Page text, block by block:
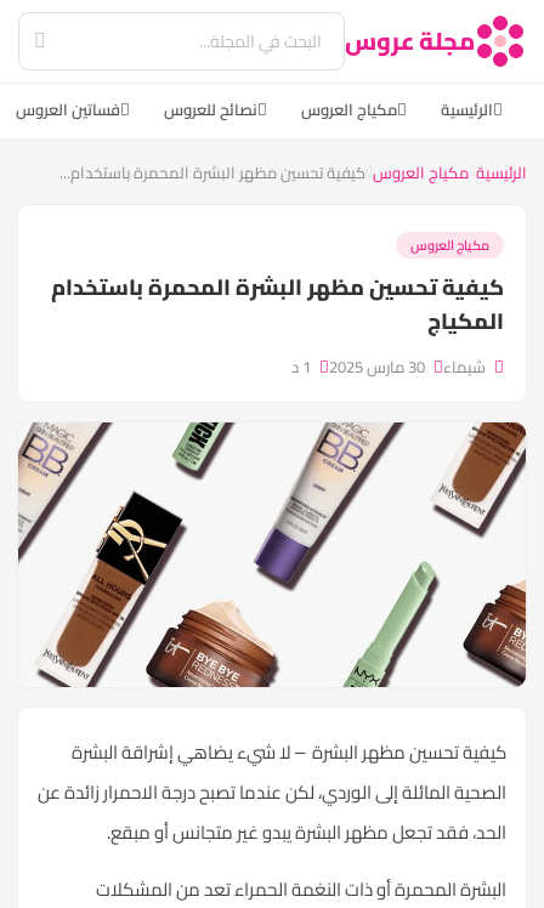
مجلة عروس
الرئيسية مكياج العروس نصائح للعروس فساتين العروس
الرئيسية مكياج العروس كيفية تحسين مظهر البشرة المحمرة باستخدام...
مكياج العروس
كيفية تحسين مظهر البشرة المحمرة باستخدام
المكياج
شيماء
كيفية تحسين مظهر البشرة – لا شيء يضاهي إشراقة البشرة
الصحية المائلة إلى الوردي، لكن عندما تصبح درجة الاحمرار زائدة عن
الحد، فقد تجعل مظهر البشرة يبدو غير متجانس أو مبقع.
البشرة المحمرة أو ذات النغمة الحمراء تعد من المشكلات